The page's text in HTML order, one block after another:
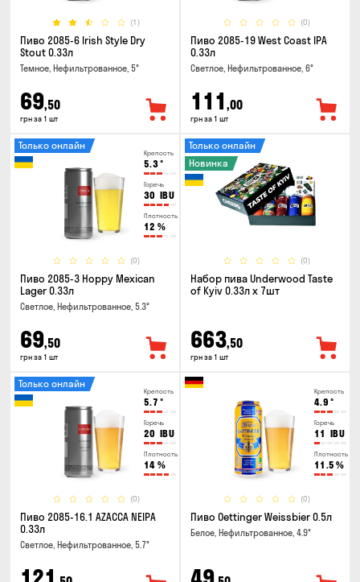
(1)
Пиво 2085-6 Irish Style Dry
Stout 0.33л
Темное, Нефильтрованное, 5°
69,50
грн за 1 шт
(0)
Пиво 2085-19 West Coast IPA
0.33л
Светлое, Нефильтрованное, 6°
111 ,00
грн за 1 шт
Крепость
5.3°
Горечь
30 IBU
Плотность
12 %
(0)
Только онлайн
Пиво 2085-3 Hoppy Mexican
Lager 0.33л
Светлое, Нефильтрованное, 5.3°
69,50
грн за 1 шт
(0)
Только онлайн
Новинка
Набор пива Underwood Taste
of Kyiv 0.33л x 7шт
663,50
грн за 1 шт
Крепость
5.7 °
Горечь
20 IBU
Плотность
14 %
(0)
Только онлайн
Пиво 2085-16.1 AZACCA NEIPA
0.33л
Светлое, Нефильтрованное, 5.7°
Крепость
4.9 °
Горечь
11 IBU
Плотность
11.5 %
(0)
Пиво Oettinger Weissbier 0.5л
Белое, Нефильтрованное, 4.9°